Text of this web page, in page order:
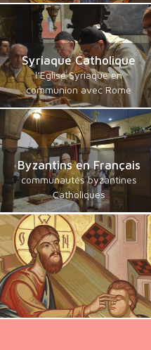
Syriaque Catholique
l’Eglise Syriaque en
communion avec Rome
Byzantins en Français
communautés byzantines
Catholiques